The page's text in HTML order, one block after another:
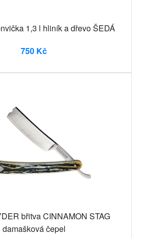
1,3 l hliník a dřevo ŠEDÁ
750 Kč
břitva CINNAMON STAG
damašková čepel